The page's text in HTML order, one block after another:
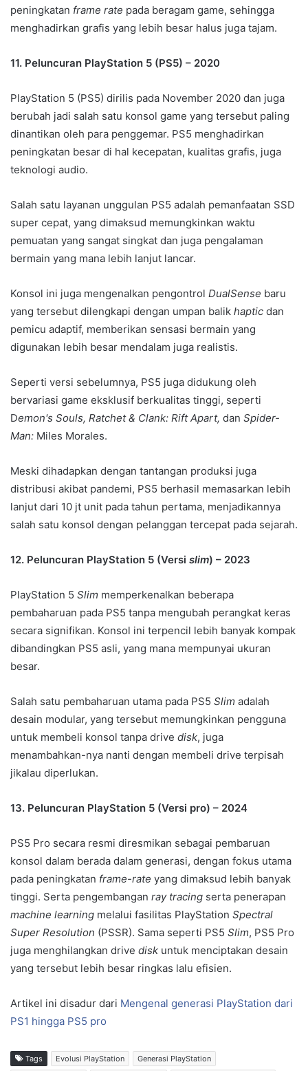
peningkatan frame rate pada beragam game, sehingga
menghadirkan grafis yang lebih besar halus juga tajam.
11. Peluncuran PlayStation 5 (PS5) – 2020
PlayStation 5 (PS5) dirilis pada November 2020 dan juga
berubah jadi salah satu konsol game yang tersebut paling
dinantikan oleh para penggemar. PS5 menghadirkan
peningkatan besar di hal kecepatan, kualitas grafis, juga
teknologi audio.
Salah satu layanan unggulan PS5 adalah pemanfaatan SSD
super cepat, yang dimaksud memungkinkan waktu
pemuatan yang sangat singkat dan juga pengalaman
bermain yang mana lebih lanjut lancar.
Konsol ini juga mengenalkan pengontrol DualSense baru
yang tersebut dilengkapi dengan umpan balik haptic dan
pemicu adaptif, memberikan sensasi bermain yang
digunakan lebih besar mendalam juga realistis.
Seperti versi sebelumnya, PS5 juga didukung oleh
bervariasi game eksklusif berkualitas tinggi, seperti
Demon's Souls, Ratchet & Clank: Rift Apart, dan Spider-
Man: Miles Morales.
Meski dihadapkan dengan tantangan produksi juga
distribusi akibat pandemi, PS5 berhasil memasarkan lebih
lanjut dari 10 jt unit pada tahun pertama, menjadikannya
salah satu konsol dengan pelanggan tercepat pada sejarah.
12. Peluncuran PlayStation 5 (Versi slim) – 2023
PlayStation 5 Slim memperkenalkan beberapa
pembaharuan pada PS5 tanpa mengubah perangkat keras
secara signifikan. Konsol ini terpencil lebih banyak kompak
dibandingkan PS5 asli, yang mana mempunyai ukuran
besar.
Salah satu pembaharuan utama pada PS5 Slim adalah
desain modular, yang tersebut memungkinkan pengguna
untuk membeli konsol tanpa drive disk, juga
menambahkan-nya nanti dengan membeli drive terpisah
jikalau diperlukan.
13. Peluncuran PlayStation 5 (Versi pro) – 2024
PS5 Pro secara resmi diresmikan sebagai pembaruan
konsol dalam berada dalam generasi, dengan fokus utama
pada peningkatan frame-rate yang dimaksud lebih banyak
tinggi. Serta pengembangan ray tracing serta penerapan
machine learning melalui fasilitas PlayStation Spectral
Super Resolution (PSSR). Sama seperti PS5 Slim, PS5 Pro
juga menghilangkan drive disk untuk menciptakan desain
yang tersebut lebih besar ringkas lalu efisien.
Artikel ini disadur dari Mengenal generasi PlayStation dari
PS1 hingga PS5 pro
Tags Evolusi PlayStation
Generasi PlayStation